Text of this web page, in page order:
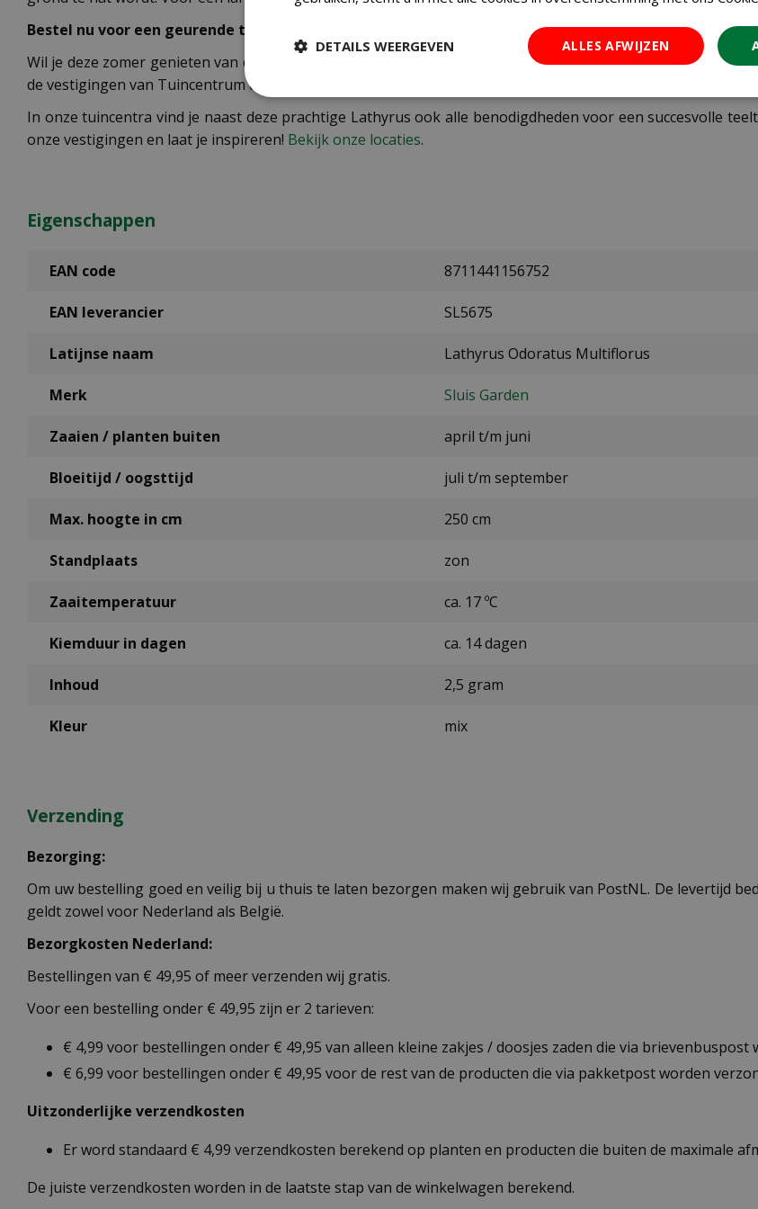
Bestel nu voor een geurende tuinbeleving
Wil je deze zomer genieten van de prachtige kleuren en heerlijke geur van de Lathyrus Odoratus Ripple
de vestigingen van Tuincentrum de Oosteinde. Onze medewerkers helpen je graag met persoonlijk advies
In onze tuincentra vind je naast deze prachtige Lathyrus ook alle benodigdheden voor een succesvolle
onze vestigingen en laat je inspireren! Bekijk onze locaties.
Eigenschappen
EAN code 8711441156752
EAN leverancier SL5675
Latijnse naam Lathyrus Odoratus Multiflorus
Merk Sluis Garden
Zaaien / planten buiten april t/m juni
Bloeitijd / oogsttijd juli t/m september
Max. hoogte in cm 250 cm
Standplaats zon
Zaaitemperatuur ca. 17 ºC
Kiemduur in dagen ca. 14 dagen
Inhoud 2,5 gram
Kleur mix
Verzending
Bezorging:
Om uw bestelling goed en veilig bij u thuis te laten bezorgen maken wij gebruik van PostNL. De levertijd
geldt zowel voor Nederland als België.
Bezorgkosten Nederland:
Bestellingen van € 49,95 of meer verzenden wij gratis.
Voor een bestelling onder € 49,95 zijn er 2 tarieven:
€ 4,99 voor bestellingen onder € 49,95 van alleen kleine zakjes / doosjes zaden die via brievenbuspost
€ 6,99 voor bestellingen onder € 49,95 voor de rest van de producten die via pakketpost worden
Uitzonderlijke verzendkosten
Er word standaard € 4,99 verzendkosten berekend op planten en producten die buiten de maximale
De juiste verzendkosten worden in de laatste stap van de winkelwagen berekend.
ALLES AFWIJZEN
DETAILS WEERGEVEN